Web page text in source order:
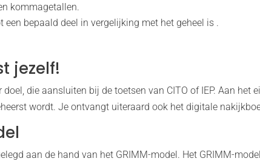
kommagetallen.
bepaald deel in vergelijking met het geheel is .
jezelf!
die aansluiten bij de toetsen van CITO of IEP. Aan het
wordt. Je ontvangt uiteraard ook het digitale
aan de hand van het GRIMM-model. Het GRIMM-